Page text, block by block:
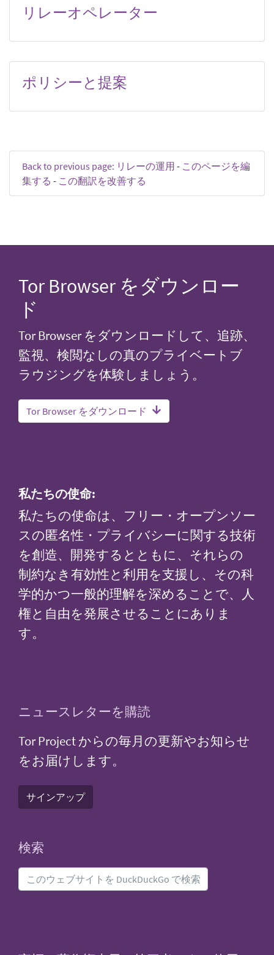
リレーオペレーター
ポリシーと提案
Back to previous page: リレーの運用 - このページを編
集する - この翻訳を改善する
Tor Browser をダウンロー
ド
Tor Browser をダウンロードして、追跡、
監視、検閲なしの真のプライベートブ
ラウジングを体験しましょう。
Tor Browser をダウンロード
私たちの使命:
私たちの使命は、フリー・オープンソー
スの匿名性・プライバシーに関する技術
を創造、開発するとともに、それらの
制約なき有効性と利用を支援し、その科
学的かつ一般的理解を深めることで、人
権と自由を発展させることにありま
す。
ニュースレターを購読
Tor Project からの毎月の更新やお知らせ
をお届けします。
サインアップ
検索